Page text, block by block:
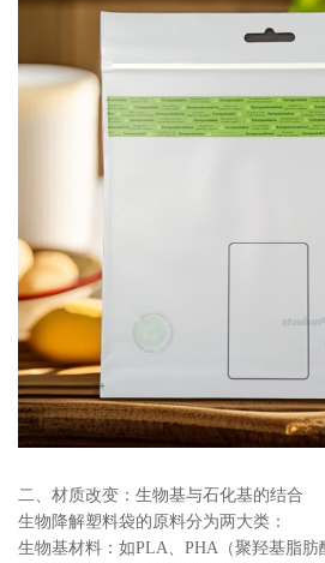
二、材质改变：生物基与石化基的结合
生物降解塑料袋的原料分为两大类：
生物基材料：如PLA、PHA（聚羟基脂